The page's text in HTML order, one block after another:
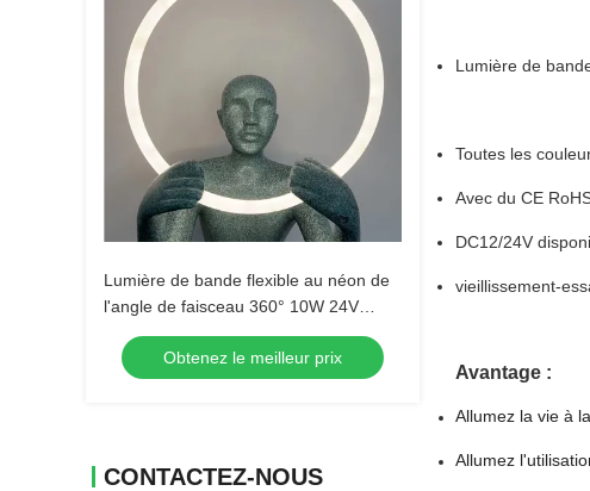
Lumière de bande flexible au néon de
l'angle de faisceau 360° 10W 24V
autour du néon de lumière de tube de
silicone menéObtenez le meilleur prix
CONTACTEZ-NOUS
Lumière de
Toutes les
Avec du CE
DC12/24V
vieillissement-
Avantage :
Allumez la vie à
Allumez